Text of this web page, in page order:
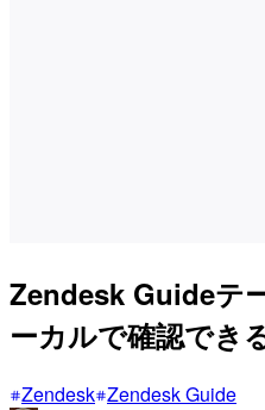
Zendesk Guideテ
ーカルで確認でき
Zendesk Zendesk Guide